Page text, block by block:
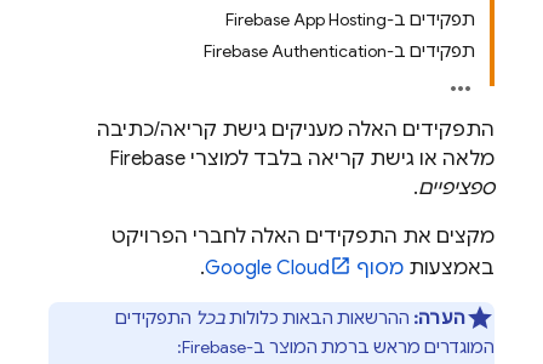
תפקידים ב-Firebase App Hosting
תפקידים ב-Firebase Authentication
התפקידים האלה מעניקים גישת קריאה/כתיבה
מלאה או גישת קריאה בלבד למוצרי Firebase
ספציפיים.
מקצים את התפקידים האלה לחברי הפרויקט
באמצעות מסוף Google Cloud
.
הערה: ההרשאות הבאות כלולותבכל התפקידים
המוגדרים מראש ברמת המוצר ב-Firebase: